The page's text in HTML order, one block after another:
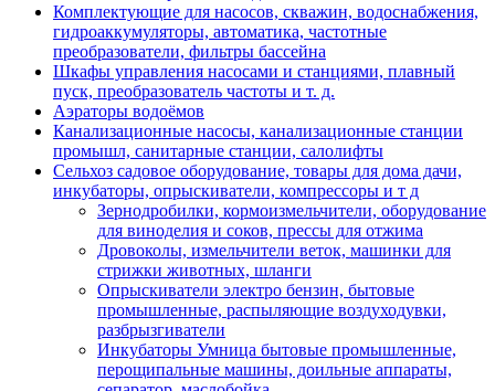
Комплектующие для насосов, скважин, водоснабжения,
гидроаккумуляторы, автоматика, частотные
преобразователи, фильтры бассейна
Шкафы управления насосами и станциями, плавный
пуск, преобразователь частоты и т. д.
Аэраторы водоёмов
Канализационные насосы, канализационные станции
промышл, санитарные станции, салолифты
Сельхоз садовое оборудование, товары для дома дачи,
инкубаторы, опрыскиватели, компрессоры и т д
Зернодробилки, кормоизмельчители, оборудование
для виноделия и соков, прессы для отжима
Дровоколы, измельчители веток, машинки для
стрижки животных, шланги
Опрыскиватели электро бензин, бытовые
промышленные, распыляющие воздуходувки,
разбрызгиватели
Инкубаторы Умница бытовые промышленные,
перощипальные машины, доильные аппараты,